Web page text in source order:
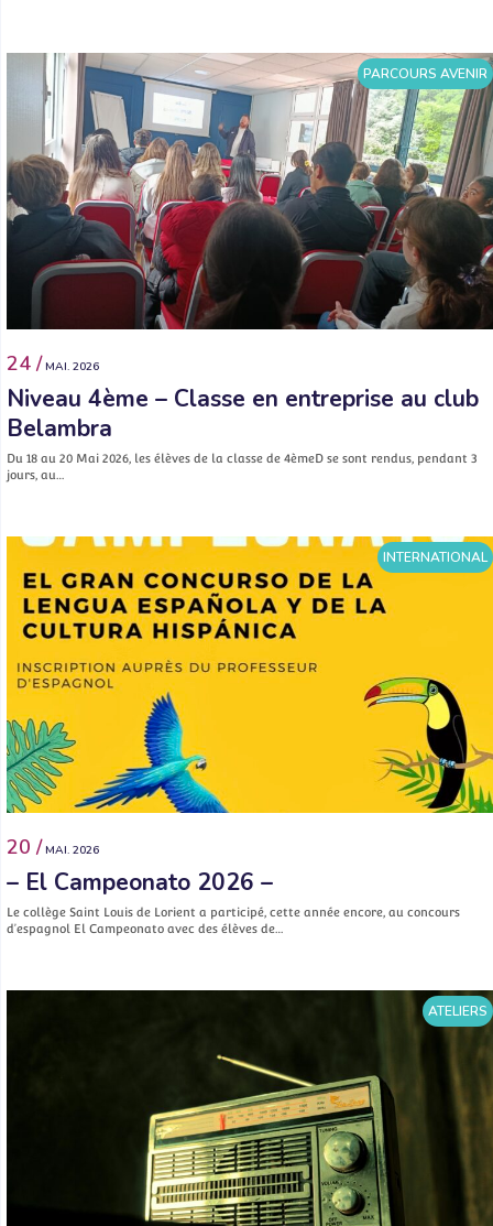
PARCOURS AVENIR
24 / MAI. 2026
Niveau 4ème – Classe en entreprise au club
Belambra
Du 18 au 20 Mai 2026, les élèves de la classe de 4èmeD se sont rendus, pendant 3
jours, au…
INTERNATIONAL
20 / MAI. 2026
– El Campeonato 2026 –
Le collège Saint Louis de Lorient a participé, cette année encore, au concours
d’espagnol El Campeonato avec des élèves de…
ATELIERS